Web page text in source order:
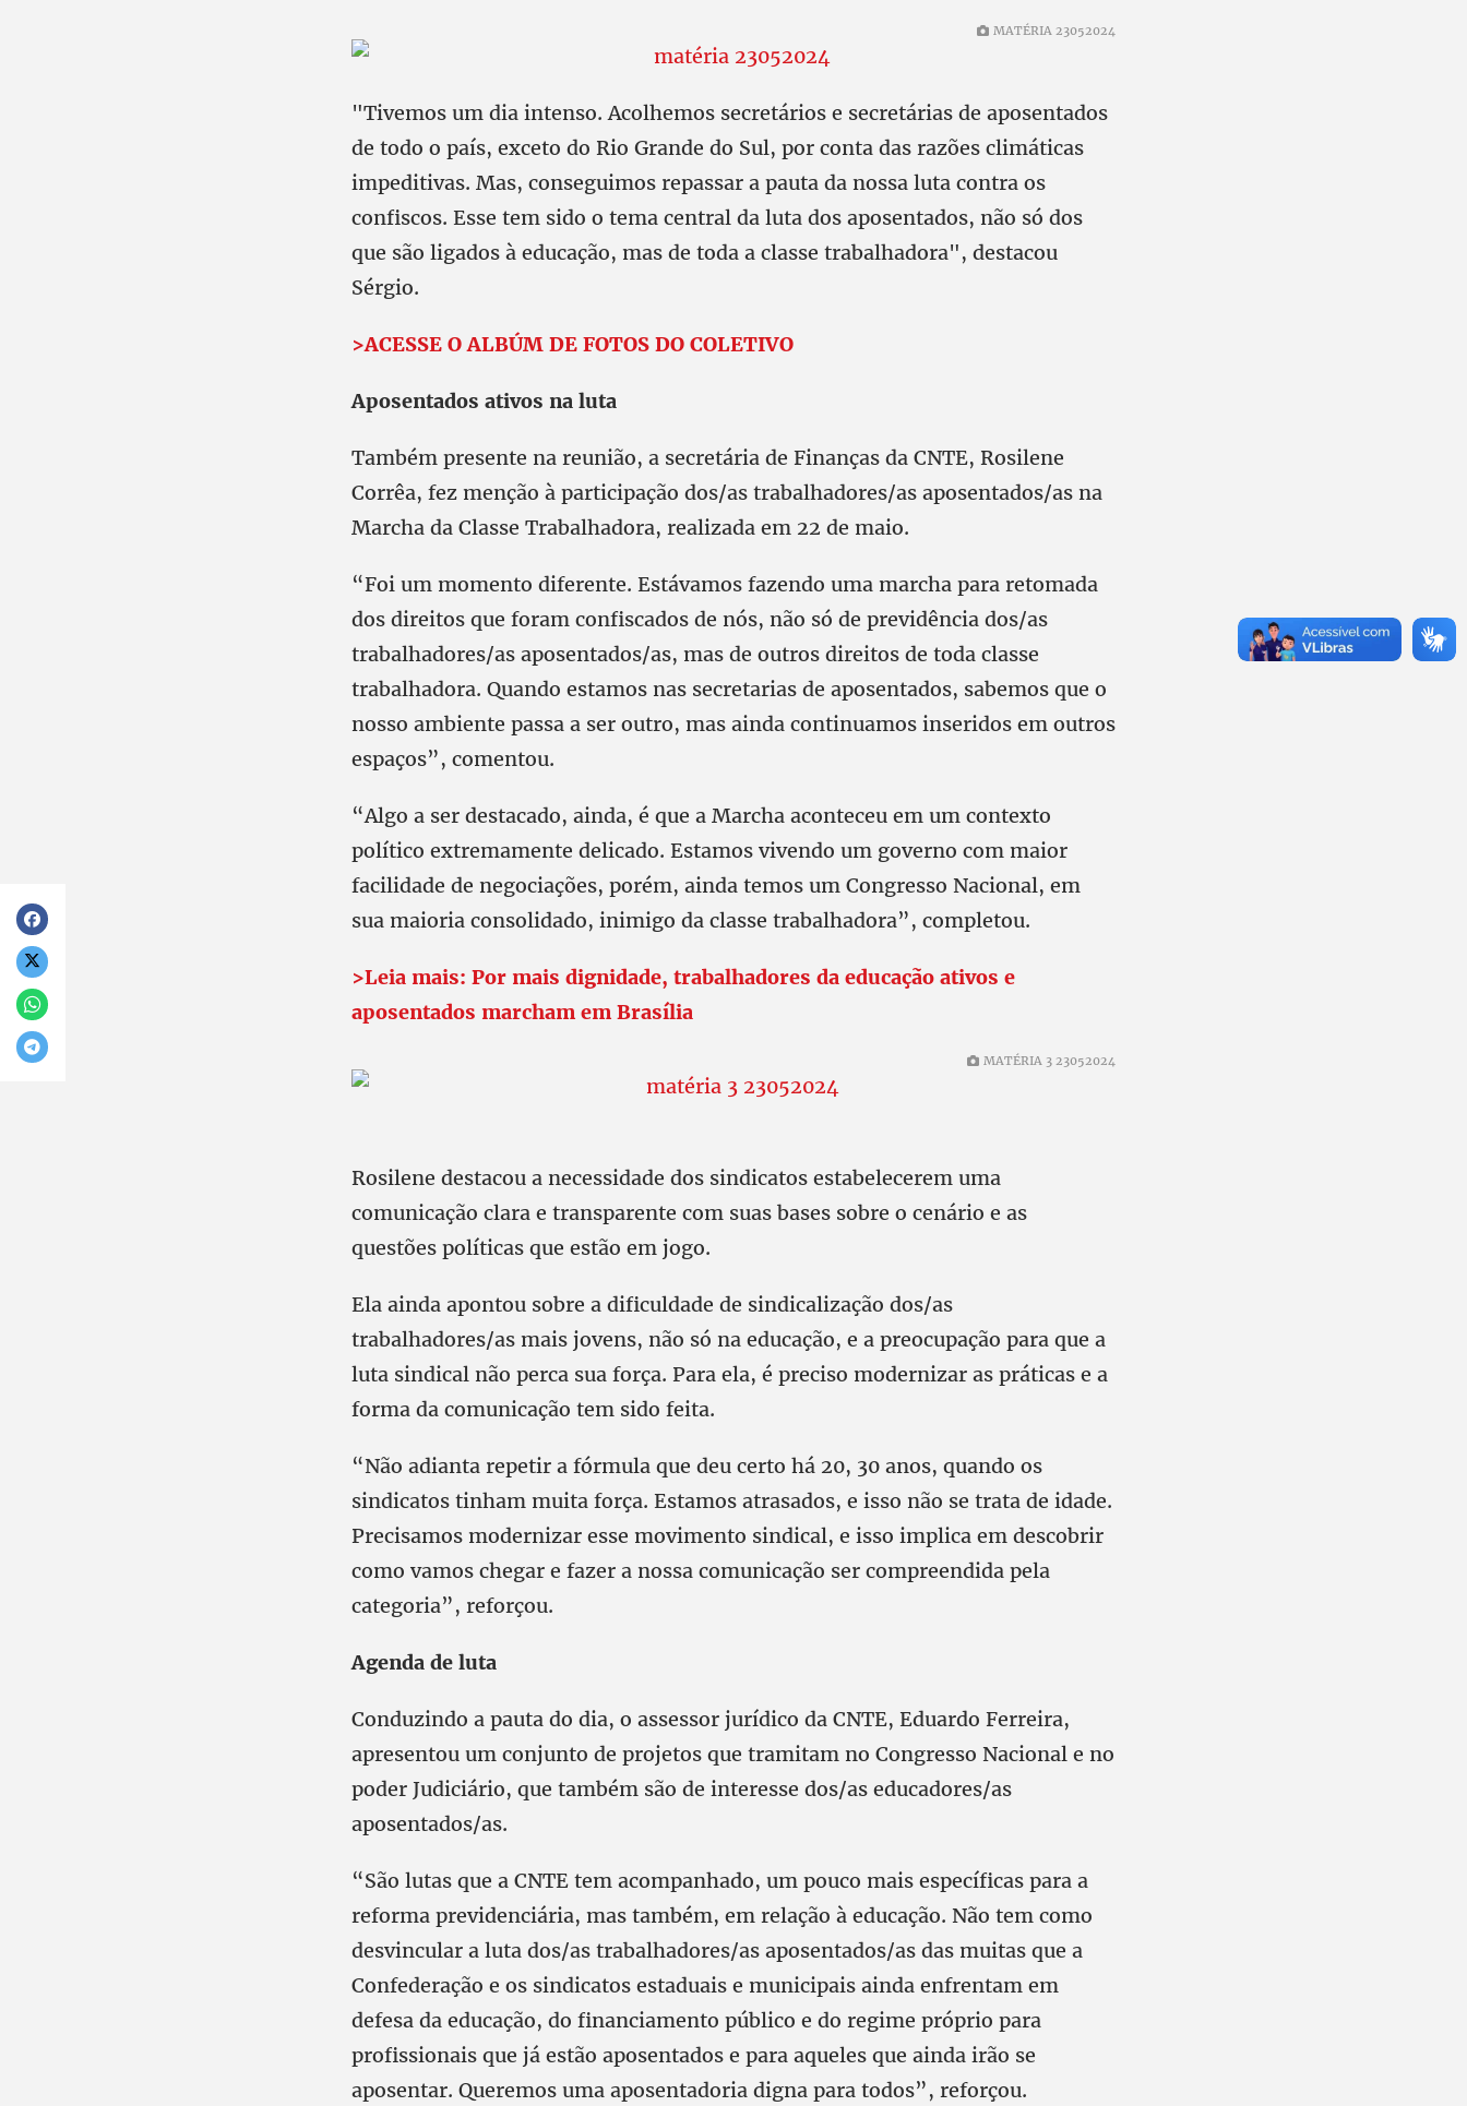
MATÉRIA 23052024
"Tivemos um dia intenso. Acolhemos secretários e secretárias de aposentados
de todo o país, exceto do Rio Grande do Sul, por conta das razões climáticas
impeditivas. Mas, conseguimos repassar a pauta da nossa luta contra os
confiscos. Esse tem sido o tema central da luta dos aposentados, não só dos
que são ligados à educação, mas de toda a classe trabalhadora", destacou
Sérgio.
>ACESSE O ALBÚM DE FOTOS DO COLETIVO
Aposentados ativos na luta
Também presente na reunião, a secretária de Finanças da CNTE, Rosilene
Corrêa, fez menção à participação dos/as trabalhadores/as aposentados/as na
Marcha da Classe Trabalhadora, realizada em 22 de maio.
“Foi um momento diferente. Estávamos fazendo uma marcha para retomada
dos direitos que foram confiscados de nós, não só de previdência dos/as
trabalhadores/as aposentados/as, mas de outros direitos de toda classe
trabalhadora. Quando estamos nas secretarias de aposentados, sabemos que o
nosso ambiente passa a ser outro, mas ainda continuamos inseridos em outros
espaços”, comentou.
“Algo a ser destacado, ainda, é que a Marcha aconteceu em um contexto
político extremamente delicado. Estamos vivendo um governo com maior
facilidade de negociações, porém, ainda temos um Congresso Nacional, em
sua maioria consolidado, inimigo da classe trabalhadora”, completou.
>Leia mais: Por mais dignidade, trabalhadores da educação ativos e
aposentados marcham em Brasília
MATÉRIA 3 23052024
Rosilene destacou a necessidade dos sindicatos estabelecerem uma
comunicação clara e transparente com suas bases sobre o cenário e as
questões políticas que estão em jogo.
Ela ainda apontou sobre a dificuldade de sindicalização dos/as
trabalhadores/as mais jovens, não só na educação, e a preocupação para que a
luta sindical não perca sua força. Para ela, é preciso modernizar as práticas e a
forma da comunicação tem sido feita.
“Não adianta repetir a fórmula que deu certo há 20, 30 anos, quando os
sindicatos tinham muita força. Estamos atrasados, e isso não se trata de idade.
Precisamos modernizar esse movimento sindical, e isso implica em descobrir
como vamos chegar e fazer a nossa comunicação ser compreendida pela
categoria”, reforçou.
Agenda de luta
Conduzindo a pauta do dia, o assessor jurídico da CNTE, Eduardo Ferreira,
apresentou um conjunto de projetos que tramitam no Congresso Nacional e no
poder Judiciário, que também são de interesse dos/as educadores/as
aposentados/as.
“São lutas que a CNTE tem acompanhado, um pouco mais específicas para a
reforma previdenciária, mas também, em relação à educação. Não tem como
desvincular a luta dos/as trabalhadores/as aposentados/as das muitas que a
Confederação e os sindicatos estaduais e municipais ainda enfrentam em
defesa da educação, do financiamento público e do regime próprio para
profissionais que já estão aposentados e para aqueles que ainda irão se
aposentar. Queremos uma aposentadoria digna para todos”, reforçou.